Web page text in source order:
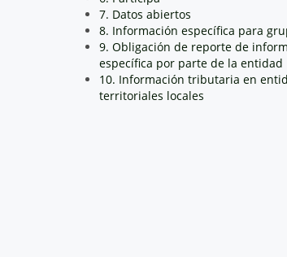
7. Datos abiertos
8. Información específica para
9. Obligación de reporte de
específica por parte de la entidad
10. Información tributaria en
territoriales locales